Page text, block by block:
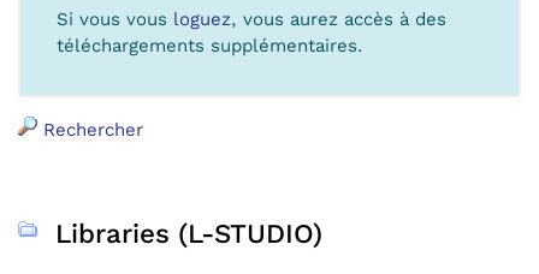
Si vous vous loguez, vous aurez accès à des
téléchargements supplémentaires.
Rechercher
Libraries (L-STUDIO)